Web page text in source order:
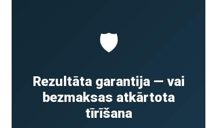
🛡️
Rezultāta garantija — vai
bezmaksas atkārtota
tīrīšana